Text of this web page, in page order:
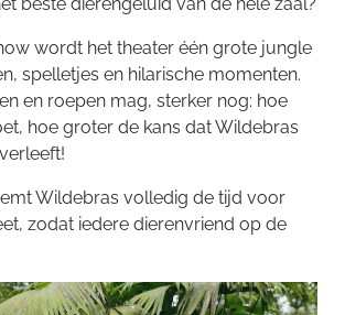
beste dierengeluid van de hele zaal?
wordt het theater één grote jungle
spelletjes en hilarische momenten.
en roepen mag, sterker nog: hoe
hoe groter de kans dat Wildebras
Wildebras volledig de tijd voor
zodat iedere dierenvriend op de